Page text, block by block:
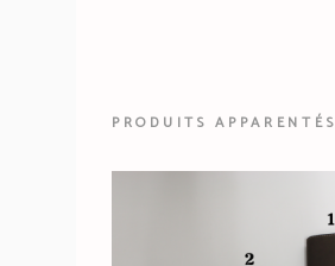
PRODUITS APPARENTÉS